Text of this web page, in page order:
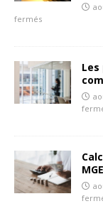
fermés